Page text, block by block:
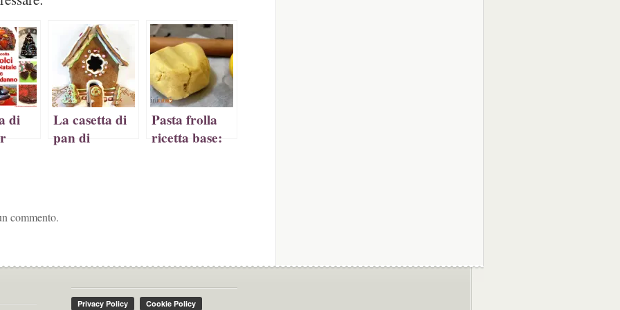
di
La casetta di
pan di
Pasta frolla
ricetta base:
commento.